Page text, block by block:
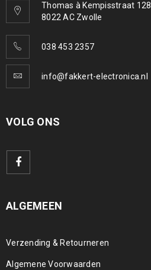
Thomas à Kempisstraat 128
8022 AC Zwolle
038 453 2357
info@fakkert-electronica.nl
VOLG ONS
ALGEMEEN
Verzending & Retourneren
Algemene Voorwaarden